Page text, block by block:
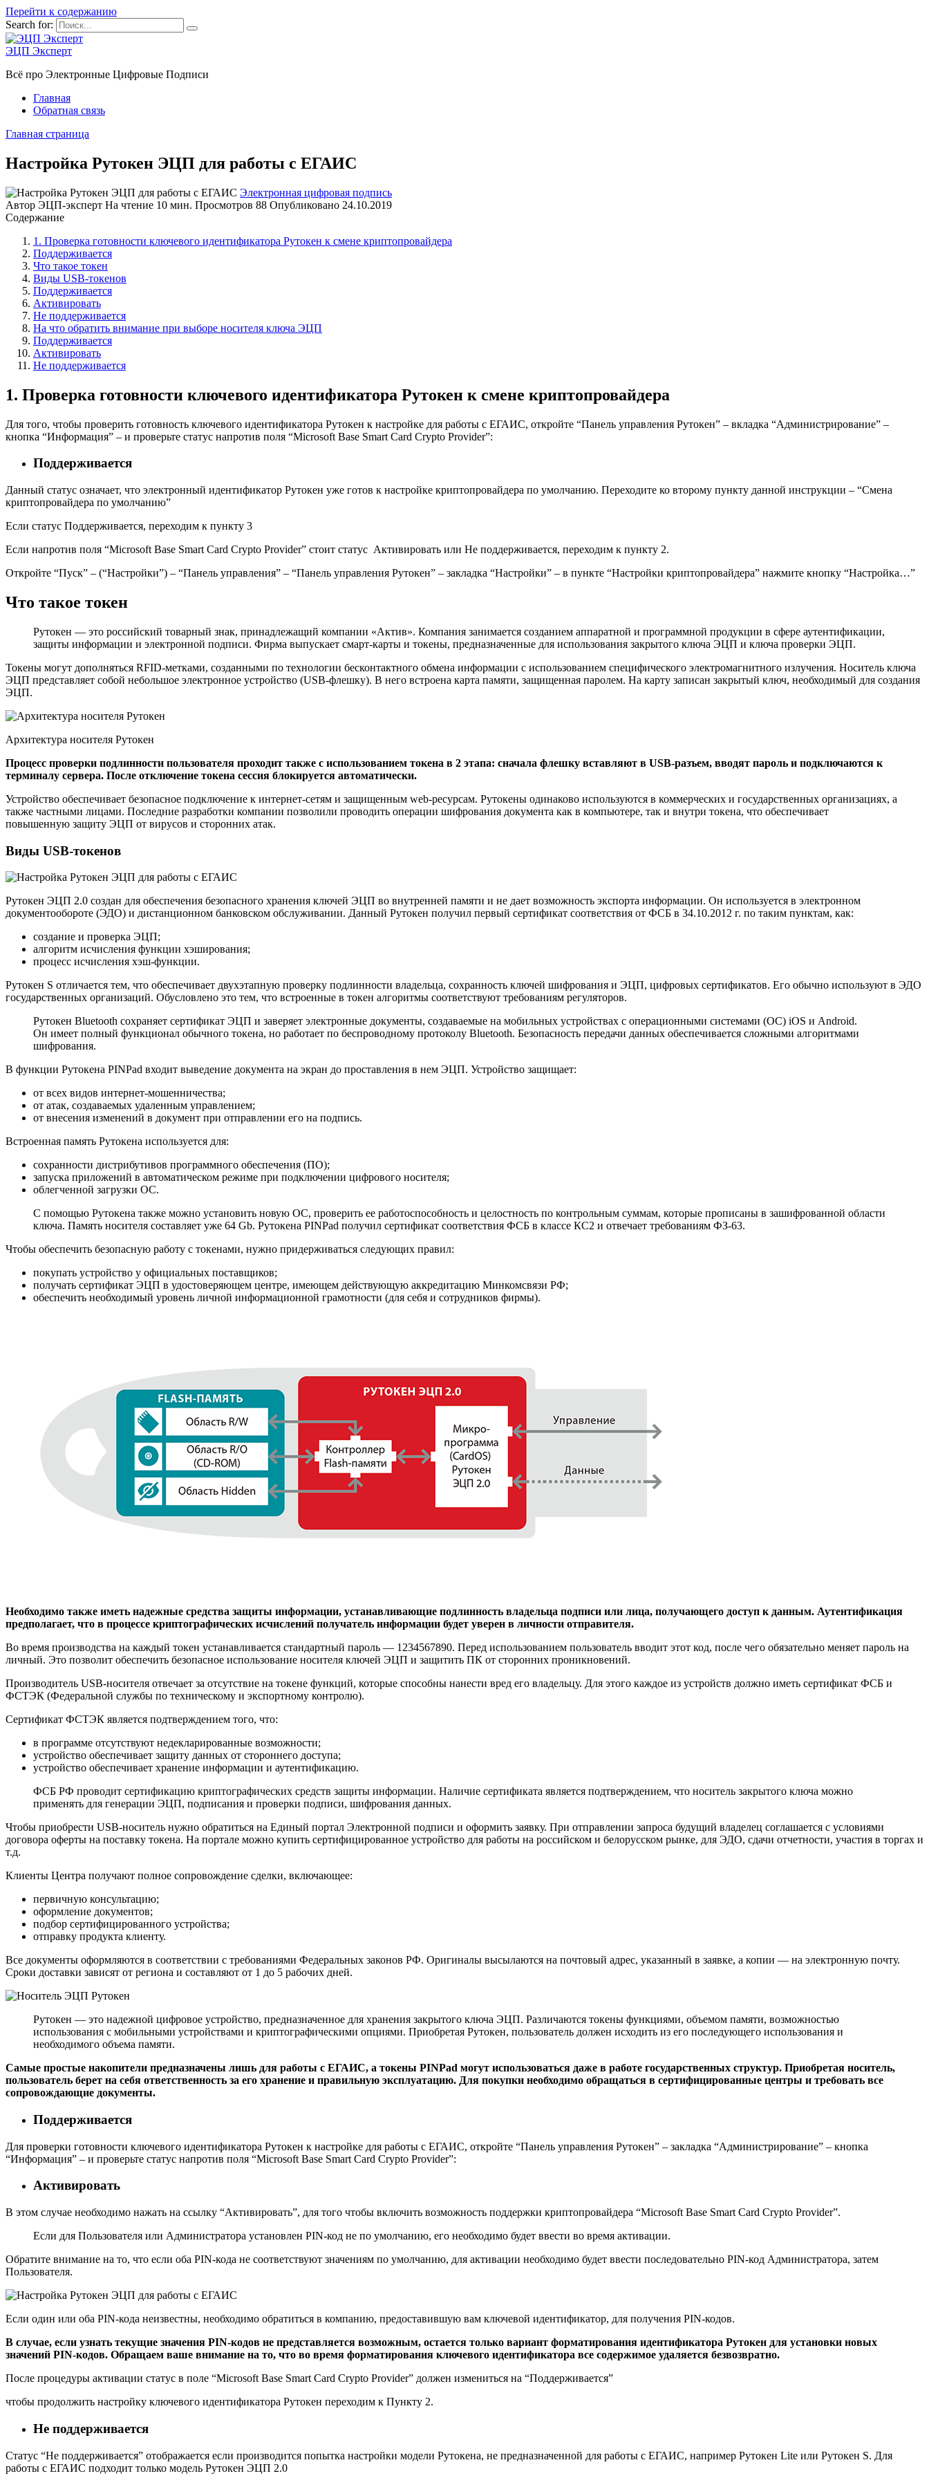
Перейти к содержанию
Search for:
ЭЦП Эксперт
Всё про Электронные Цифровые Подписи
Главная
Обратная связь
Главная страница
Настройка Рутокен ЭЦП для работы с ЕГАИС
Электронная цифровая подпись
Автор ЭЦП-эксперт На чтение 10 мин. Просмотров 88 Опубликовано 24.10.2019
Содержание
1. Проверка готовности ключевого идентификатора Рутокен к смене криптопровайдера
Поддерживается
Что такое токен
Виды USB-токенов
Поддерживается
Активировать
Не поддерживается
На что обратить внимание при выборе носителя ключа ЭЦП
Поддерживается
Активировать
Не поддерживается
1. Проверка готовности ключевого идентификатора Рутокен к смене криптопровайдера
Для того, чтобы проверить готовность ключевого идентификатора Рутокен к настройке для работы с ЕГАИС, откройте “Панель управления Рутокен” – вкладка “Администрирование” –
кнопка “Информация” – и проверьте статус напротив поля “Microsoft Base Smart Card Crypto Provider”:
Поддерживается
Данный статус означает, что электронный идентификатор Рутокен уже готов к настройке криптопровайдера по умолчанию. Переходите ко второму пункту данной инструкции – “Смена
криптопровайдера по умолчанию”
Если статус Поддерживается, переходим к пункту 3
Если напротив поля “Microsoft Base Smart Card Crypto Provider” стоит статус Активировать или Не поддерживается, переходим к пункту 2.
Откройте “Пуск” – (“Настройки”) – “Панель управления” – “Панель управления Рутокен” – закладка “Настройки” – в пункте “Настройки криптопровайдера” нажмите кнопку “Настройка…”
Что такое токен
Рутокен — это российский товарный знак, принадлежащий компании «‎Актив»‎. Компания занимается созданием аппаратной и программной продукции в сфере аутентификации,
защиты информации и электронной подписи. Фирма выпускает смарт-карты и токены, предназначенные для использования закрытого ключа ЭЦП и ключа проверки ЭЦП.
Токены могут дополняться RFID-метками, созданными по технологии бесконтактного обмена информации с использованием специфического электромагнитного излучения. Носитель ключа
ЭЦП представляет собой небольшое электронное устройство (USB-флешку). В него встроена карта памяти, защищенная паролем. На карту записан закрытый ключ, необходимый для создания
ЭЦП.
Архитектура носителя Рутокен
Процесс проверки подлинности пользователя проходит также с использованием токена в 2 этапа: сначала флешку вставляют в USB-разъем, вводят пароль и подключаются к
терминалу сервера. После отключение токена сессия блокируется автоматически.
Устройство обеспечивает безопасное подключение к интернет-сетям и защищенным web-ресурсам. Рутокены одинаково используются в коммерческих и государственных организациях, а
также частными лицами. Последние разработки компании позволили проводить операции шифрования документа как в компьютере, так и внутри токена, что обеспечивает
повышенную защиту ЭЦП от вирусов и сторонних атак.
Виды USB-токенов
Рутокен ЭЦП 2.0 создан для обеспечения безопасного хранения ключей ЭЦП во внутренней памяти и не дает возможность экспорта информации. Он используется в электронном
документообороте (ЭДО) и дистанционном банковском обслуживании. Данный Рутокен получил первый сертификат соответствия от ФСБ в 34.10.2012 г. по таким пунктам, как:
создание и проверка ЭЦП;
алгоритм исчисления функции хэширования;
процесс исчисления хэш-функции.
Рутокен S отличается тем, что обеспечивает двухэтапную проверку подлинности владельца, сохранность ключей шифрования и ЭЦП, цифровых сертификатов. Его обычно используют в ЭДО
государственных организаций. Обусловлено это тем, что встроенные в токен алгоритмы соответствуют требованиям регуляторов.
Рутокен Bluetooth сохраняет сертификат ЭЦП и заверяет электронные документы, создаваемые на мобильных устройствах с операционными системами (ОС) iOS и Android.
Он имеет полный функционал обычного токена, но работает по беспроводному протоколу Bluetooth. Безопасность передачи данных обеспечивается сложными алгоритмами
шифрования.
В функции Рутокена PINPad входит выведение документа на экран до проставления в нем ЭЦП. Устройство защищает:
от всех видов интернет-мошенничества;
от атак, создаваемых удаленным управлением;
от внесения изменений в документ при отправлении его на подпись.
Встроенная память Рутокена используется для:
сохранности дистрибутивов программного обеспечения (ПО);
запуска приложений в автоматическом режиме при подключении цифрового носителя;
облегченной загрузки ОС.
С помощью Рутокена также можно установить новую ОС, проверить ее работоспособность и целостность по контрольным суммам, которые прописаны в зашифрованной области
ключа. Память носителя составляет уже 64 Gb. Рутокена PINPad получил сертификат соответствия ФСБ в классе КС2 и отвечает требованиям ФЗ-63.
Чтобы обеспечить безопасную работу с токенами, нужно придерживаться следующих правил:
покупать устройство у официальных поставщиков;
получать сертификат ЭЦП в удостоверяющем центре, имеющем действующую аккредитацию Минкомсвязи РФ;
обеспечить необходимый уровень личной информационной грамотности (для себя и сотрудников фирмы).
Необходимо также иметь надежные средства защиты информации, устанавливающие подлинность владельца подписи или лица, получающего доступ к данным. Аутентификация
предполагает, что в процессе криптографических исчислений получатель информации будет уверен в личности отправителя.
Во время производства на каждый токен устанавливается стандартный пароль — 1234567890. Перед использованием пользователь вводит этот код, после чего обязательно меняет пароль на
личный. Это позволит обеспечить безопасное использование носителя ключей ЭЦП и защитить ПК от сторонних проникновений.
Производитель USB-носителя отвечает за отсутствие на токене функций, которые способны нанести вред его владельцу. Для этого каждое из устройств должно иметь сертификат ФСБ и
ФСТЭК (Федеральной службы по техническому и экспортному контролю).
Сертификат ФСТЭК является подтверждением того, что:
в программе отсутствуют недекларированные возможности;
устройство обеспечивает защиту данных от стороннего доступа;
устройство обеспечивает хранение информации и аутентификацию.
ФСБ РФ проводит сертификацию криптографических средств защиты информации. Наличие сертификата является подтверждением, что носитель закрытого ключа можно
применять для генерации ЭЦП, подписания и проверки подписи, шифрования данных.
Чтобы приобрести USB-носитель нужно обратиться на Единый портал Электронной подписи и оформить заявку. При отправлении запроса будущий владелец соглашается с условиями
договора оферты на поставку токена. На портале можно купить сертифицированное устройство для работы на российском и белорусском рынке, для ЭДО, сдачи отчетности, участия в торгах и
т.д.
Клиенты Центра получают полное сопровождение сделки, включающее:
первичную консультацию;
оформление документов;
подбор сертифицированного устройства;
отправку продукта клиенту.
Все документы оформляются в соответствии с требованиями Федеральных законов РФ. Оригиналы высылаются на почтовый адрес, указанный в заявке, а копии — на электронную почту.
Сроки доставки зависят от региона и составляют от 1 до 5 рабочих дней.
Рутокен — это надежной цифровое устройство, предназначенное для хранения закрытого ключа ЭЦП. Различаются токены функциями, объемом памяти, возможностью
использования с мобильными устройствами и криптографическими опциями. Приобретая Рутокен, пользователь должен исходить из его последующего использования и
необходимого объема памяти.
Самые простые накопители предназначены лишь для работы с ЕГАИС, а токены PINPad могут использоваться даже в работе государственных структур. Приобретая носитель,
пользователь берет на себя ответственность за его хранение и правильную эксплуатацию. Для покупки необходимо обращаться в сертифицированные центры и требовать все
сопровождающие документы.
Поддерживается
Для проверки готовности ключевого идентификатора Рутокен к настройке для работы с ЕГАИС, откройте “Панель управления Рутокен” – закладка “Администрирование” – кнопка
“Информация” – и проверьте статус напротив поля “Microsoft Base Smart Card Crypto Provider”:
Активировать
В этом случае необходимо нажать на ссылку “Активировать”, для того чтобы включить возможность поддержки криптопровайдера “Microsoft Base Smart Card Crypto Provider”.
Если для Пользователя или Администратора установлен PIN-код не по умолчанию, его необходимо будет ввести во время активации.
Обратите внимание на то, что если оба PIN-кода не соответствуют значениям по умолчанию, для активации необходимо будет ввести последовательно PIN-код Администратора, затем
Пользователя.
Если один или оба PIN-кода неизвестны, необходимо обратиться в компанию, предоставившую вам ключевой идентификатор, для получения PIN-кодов.
В случае, если узнать текущие значения PIN-кодов не представляется возможным, остается только вариант форматирования идентификатора Рутокен для установки новых
значений PIN-кодов. Обращаем ваше внимание на то, что во время форматирования ключевого идентификатора все содержимое удаляется безвозвратно.
После процедуры активации статус в поле “Microsoft Base Smart Card Crypto Provider” должен измениться на “Поддерживается”
чтобы продолжить настройку ключевого идентификатора Рутокен переходим к Пункту 2.
Не поддерживается
Статус “Не поддерживается” отображается если производится попытка настройки модели Рутокена, не предназначенной для работы с ЕГАИС, например Рутокен Lite или Рутокен S. Для
работы с ЕГАИС подходит только модель Рутокен ЭЦП 2.0